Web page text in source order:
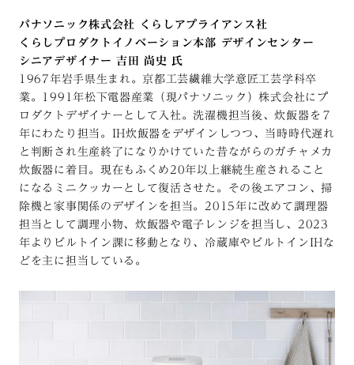
パナソニック株式会社 くらしアプライアンス社
くらしプロダクトイノベーション本部 デザインセンター
シニアデザイナー 吉田 尚史 氏
1967年岩手県生まれ。京都工芸繊維大学意匠工芸学科卒
業。1991年松下電器産業（現パナソニック）株式会社にプ
ロダクトデザイナーとして入社。洗濯機担当後、炊飯器を７
年にわたり担当。IH炊飯器をデザインしつつ、当時時代遅れ
と判断され生産終了になりかけていた昔ながらのガチャメカ
炊飯器に着目。現在もふくめ20年以上継続生産されること
になるミニクッカーとして復活させた。その後エアコン、掃
除機と家事関係のデザインを担当。2015年に改めて調理器
担当として調理小物、炊飯器や電子レンジを担当し、2023
年よりビルトイン課に移動となり、冷蔵庫やビルトインIHな
どを主に担当している。